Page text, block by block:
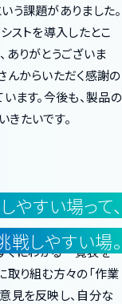
う課題がありました。
ストを導入したとこ
ありがとうございま
んからいただく感謝の
ます。今後も、製品の
たいです。
やすい場って、
戦しやすい場。
ぐにわかる一覧表を
取り組む方々の「作業
見を反映し、自分な